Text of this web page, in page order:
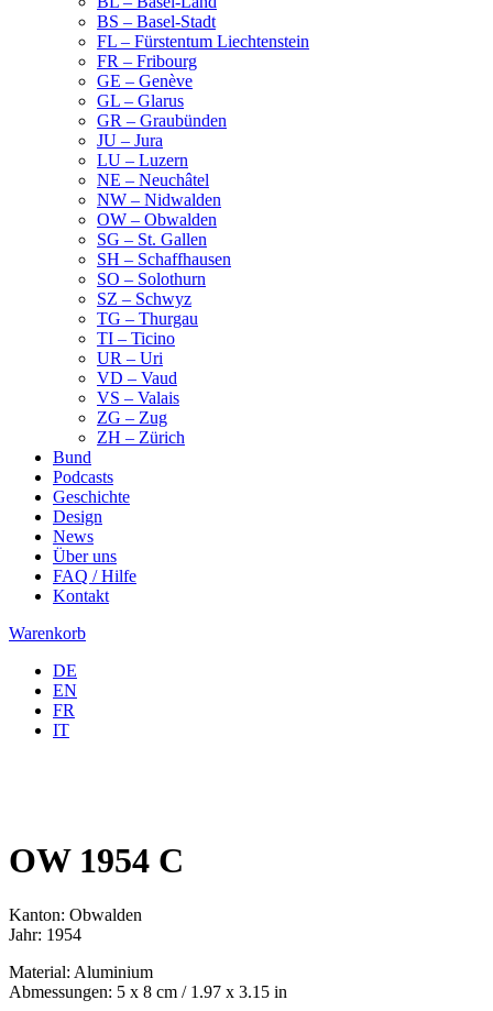
BS – Basel-Stadt
FL – Fürstentum Liechtenstein
FR – Fribourg
GE – Genève
GL – Glarus
GR – Graubünden
JU – Jura
LU – Luzern
NE – Neuchâtel
NW – Nidwalden
OW – Obwalden
SG – St. Gallen
SH – Schaffhausen
SO – Solothurn
SZ – Schwyz
TG – Thurgau
TI – Ticino
UR – Uri
VD – Vaud
VS – Valais
ZG – Zug
ZH – Zürich
Bund
Podcasts
Geschichte
Design
News
Über uns
FAQ / Hilfe
Kontakt
Warenkorb
DE
EN
FR
IT
OW 1954 C
Kanton: Obwalden
Jahr: 1954
Material: Aluminium
Abmessungen: 5 x 8 cm / 1.97 x 3.15 in